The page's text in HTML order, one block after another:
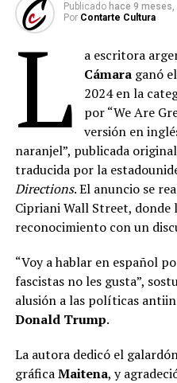
Publicado hace 9 meses,
Por Contarte Cultura
L a escritora
Cámara ganó
2024 en la
por “We Are
versión en
naranjel”, publicada
traducida por la
Directions. El anuncio se
Cipriani Wall Street, donde
reconocimiento con un
“Voy a hablar en español
fascistas no les gusta”,
alusión a las políticas
Donald Trump.
La autora dedicó el
gráficaMaitena, y